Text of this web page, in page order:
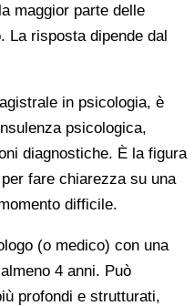
maggior parte delle
La risposta dipende dal
in psicologia, è
psicologica,
diagnostiche. È la figura
fare chiarezza su una
difficile.
(o medico) con una
4 anni. Può
profondi e strutturati,